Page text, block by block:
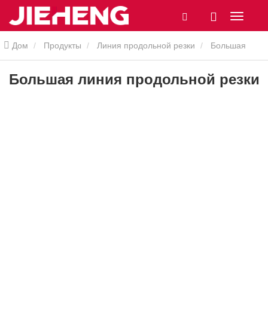
Дом Продукты Линия продольной резки
линия продольной резки
Большая линия продольной резки